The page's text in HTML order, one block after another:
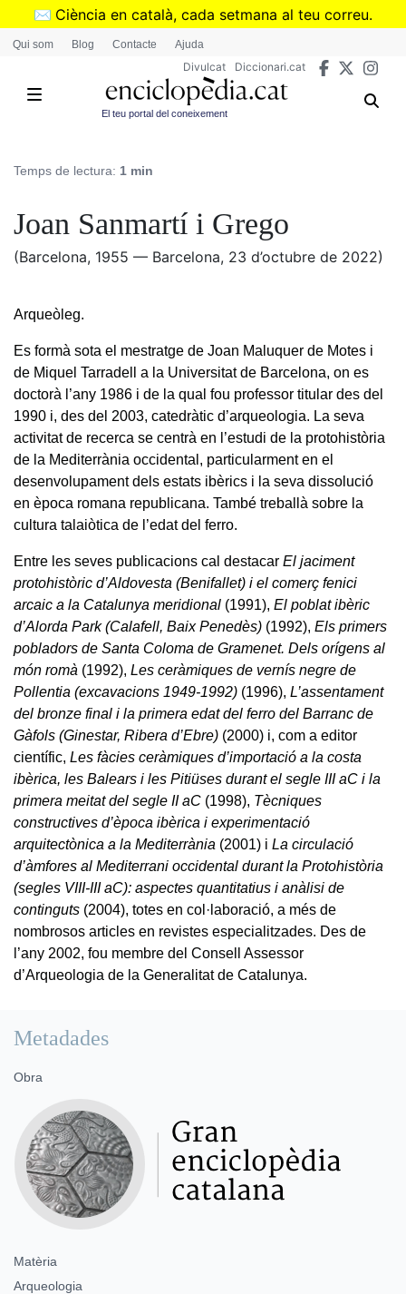
Vés
✉️ Ciència en català, cada setmana al teu correu.
➜Subscriu-te al butlletí de Divulcat
Qui som Blog Contacte Ajuda
Divulcat Diccionari.cat
El teu portal del coneixement
Temps de lectura: 1 min
Joan Sanmartí i Grego
(Barcelona, 1955 — Barcelona, 23 d’octubre de 2022)
Arqueòleg.
Es formà sota el mestratge de Joan Maluquer de Motes i
de Miquel Tarradell a la Universitat de Barcelona, on es
doctorà l’any 1986 i de la qual fou professor titular des del
1990 i, des del 2003, catedràtic d’arqueologia. La seva
activitat de recerca se centrà en l’estudi de la protohistòria
de la Mediterrània occidental, particularment en el
desenvolupament dels estats ibèrics i la seva dissolució
en època romana republicana. També treballà sobre la
cultura talaiòtica de l’edat del ferro.
Entre les seves publicacions cal destacar El jaciment
protohistòric d’Aldovesta (Benifallet) i el comerç fenici
arcaic a la Catalunya meridional (1991), El poblat ibèric
d’Alorda Park (Calafell, Baix Penedès) (1992), Els primers
pobladors de Santa Coloma de Gramenet. Dels orígens al
món romà (1992), Les ceràmiques de vernís negre de
Pollentia (excavacions 1949-1992) (1996), L’assentament
del bronze final i la primera edat del ferro del Barranc de
Gàfols (Ginestar, Ribera d’Ebre) (2000) i, com a editor
científic, Les fàcies ceràmiques d’importació a la costa
ibèrica, les Balears i les Pitiüses durant el segle III aC i la
primera meitat del segle II aC (1998), Tècniques
constructives d’època ibèrica i experimentació
arquitectònica a la Mediterrània (2001) i La circulació
d’àmfores al Mediterrani occidental durant la Protohistòria
(segles VIII-III aC): aspectes quantitatius i anàlisi de
continguts (2004), totes en col·laboració, a més de
nombrosos articles en revistes especialitzades. Des de
l’any 2002, fou membre del Consell Assessor
d’Arqueologia de la Generalitat de Catalunya.
Metadades
Obra
Matèria
Arqueologia